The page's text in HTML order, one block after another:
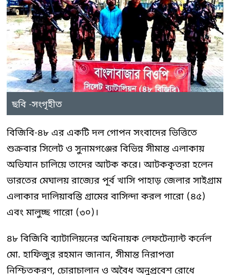
ছবি -সংগৃহীত
বিজিবি-৪৮ এর একটি দল গোপন সংবাদের ভিত্তিতে
শুক্রবার সিলেট ও সুনামগঞ্জের বিভিন্ন সীমান্ত এলাকায়
অভিযান চালিয়ে তাদের আটক করে। আটককৃতরা হলেন
ভারতের মেঘালয় রাজ্যের পূর্ব খাসি পাহাড় জেলার সাইগ্রাম
এলাকার দালিয়াবস্তি গ্রামের বাসিন্দা করল গারো (৪৫)
এবং মালুচ্ছ গারো (৩০)।
৪৮ বিজিবি ব্যাটালিয়নের অধিনায়ক লেফটেন্যান্ট কর্নেল
মো. হাফিজুর রহমান জানান, সীমান্ত নিরাপত্তা
নিশ্চিতকরণ, চোরাচালান ও অবৈধ অনুপ্রবেশ রোধে